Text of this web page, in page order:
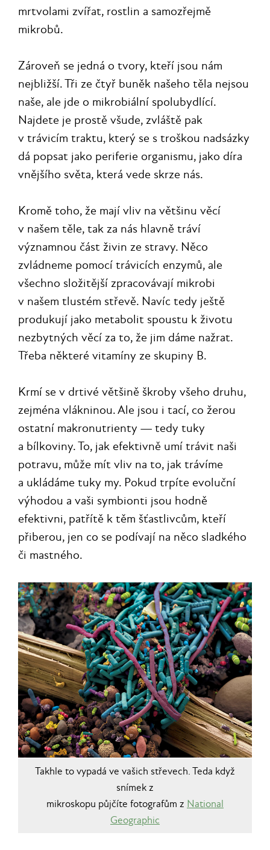
mrtvolami zvířat, rostlin a samozřejmě
mikrobů.
Zároveň se jedná o tvory, kteří jsou nám
nejbližší. Tři ze čtyř buněk našeho těla nejsou
naše, ale jde o mikrobiální spolubydlící.
Najdete je prostě všude, zvláště pak
v trávicím traktu, který se s troškou nadsázky
dá popsat jako periferie organismu, jako díra
vnějšího světa, která vede skrze nás.
Kromě toho, že mají vliv na většinu věcí
v našem těle, tak za nás hlavně tráví
významnou část živin ze stravy. Něco
zvládneme pomocí trávicích enzymů, ale
všechno složitější zpracovávají mikrobi
v našem tlustém střevě. Navíc tedy ještě
produkují jako metabolit spoustu k životu
nezbytných věcí za to, že jim dáme nažrat.
Třeba některé vitamíny ze skupiny B.
Krmí se v drtivé většině škroby všeho druhu,
zejména vlákninou. Ale jsou i tací, co žerou
ostatní makronutrienty — tedy tuky
a bílkoviny. To, jak efektivně umí trávit naši
potravu, může mít vliv na to, jak trávíme
a ukládáme tuky my. Pokud trpíte evoluční
výhodou a vaši symbionti jsou hodně
efektivni, patřítě k těm šťastlivcům, kteří
přiberou, jen co se podívají na něco sladkého
či mastného.
Takhle to vypadá ve vašich střevech. Teda když
snímek z
mikroskopu půjčíte fotografům z National
Geographic